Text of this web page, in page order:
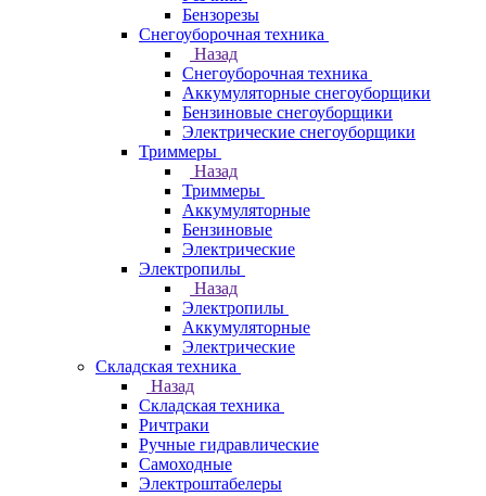
Бензорезы
Снегоуборочная техника
Назад
Снегоуборочная техника
Аккумуляторные снегоуборщики
Бензиновые снегоуборщики
Электрические снегоуборщики
Триммеры
Назад
Триммеры
Аккумуляторные
Бензиновые
Электрические
Электропилы
Назад
Электропилы
Аккумуляторные
Электрические
Складская техника
Назад
Складская техника
Ричтраки
Ручные гидравлические
Самоходные
Электроштабелеры